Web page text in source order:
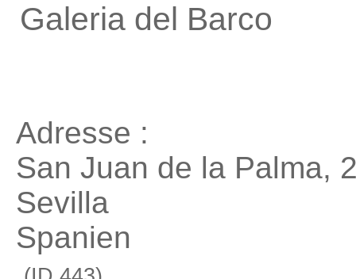
Galeria del Barco
Adresse :
San Juan de la Palma,
Sevilla
Spanien